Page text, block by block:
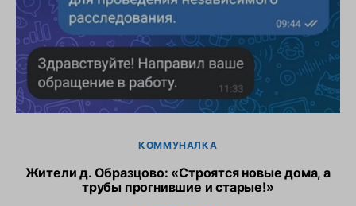
КОММУНАЛКА
Жители д. Образцово: «Строятся новые дома, а
трубы прогнившие и старые!»